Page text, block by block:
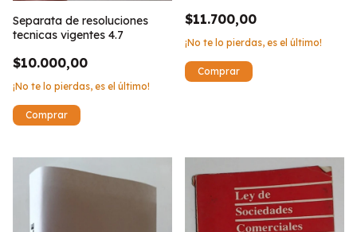
Separata de resoluciones
tecnicas vigentes 4.7
$10.000,00
¡No te lo pierdas, es el último!
$11.700,00
¡No te lo pierdas, es el último!